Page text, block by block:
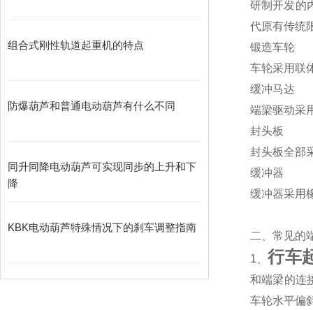
组合式刚性轨道起重机的特点
防爆葫芦和普通电动葫芦有什么不同
同升同降电动葫芦可实现同步的上升和下
降
KBK电动葫芦特殊情况下的刹车调整指南
研制开发的
代原有传统
锻造车轮
车轮采用联
缓冲马达
端梁驱动采
封头板
封头板全部
缓冲器
缓冲器采用
二、 常见的
1 、行车
和端梁的连
车轮水平偏